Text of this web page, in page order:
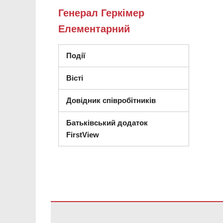
Генерал Геркімер
Елементарний
Події
Вісті
Довідник співробітників
Батьківський додаток
FirstView